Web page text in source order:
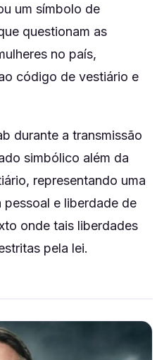
um símbolo de
questionam as
no país,
código de vestiário e
durante a transmissão
simbólico além da
representando uma
e liberdade de
onde tais liberdades
pela lei.